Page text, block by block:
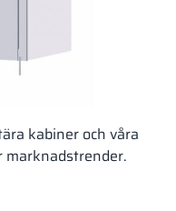
kabiner och våra